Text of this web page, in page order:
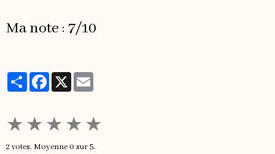
Ma note : 7/10
PartagerFacebook
X
★ ★ ★ ★ ★
2 votes. Moyenne0 sur 5.